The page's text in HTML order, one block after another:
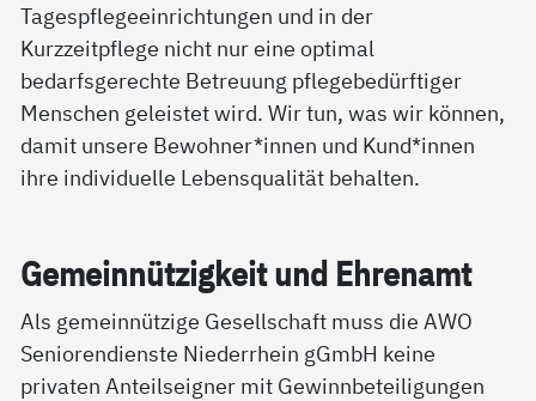
Tagespflegeeinrichtungen und in der
Kurzzeitpflege nicht nur eine optimal
bedarfsgerechte Betreuung pflegebedürftiger
Menschen geleistet wird. Wir tun, was wir können,
damit unsere Bewohner*innen und Kund*innen
ihre individuelle Lebensqualität behalten.
Ge­mein­nüt­zig­keit und Eh­ren­amt
Als gemeinnützige Gesellschaft muss die AWO
Seniorendienste Niederrhein gGmbH keine
privaten Anteilseigner mit Gewinnbeteiligungen